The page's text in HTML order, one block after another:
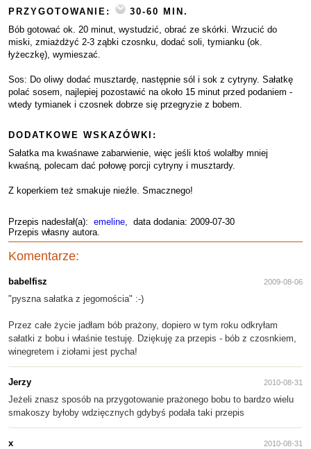
PRZYGOTOWANIE:
30-60 MIN.
Bób gotować ok. 20 minut, wystudzić, obrać ze skórki. Wrzucić do
miski, zmiażdżyć 2-3 ząbki czosnku, dodać soli, tymianku (ok.
łyżeczkę), wymieszać.
Sos: Do oliwy dodać musztardę, następnie sól i sok z cytryny. Sałatkę
polać sosem, najlepiej pozostawić na około 15 minut przed podaniem -
wtedy tymianek i czosnek dobrze się przegryzie z bobem.
DODATKOWE WSKAZÓWKI:
Sałatka ma kwaśnawe zabarwienie, więc jeśli ktoś wolałby mniej
kwaśną, polecam dać połowę porcji cytryny i musztardy.
Z koperkiem też smakuje nieźle. Smacznego!
Przepis nadesłał(a): emeline, data dodania: 2009-07-30
Przepis własny autora.
Komentarze:
babelfisz 2009-08-06
"pyszna sałatka z jegomościa" :-)
Przez całe życie jadłam bób prażony, dopiero w tym roku odkryłam
sałatki z bobu i właśnie testuję. Dziękuję za przepis - bób z czosnkiem,
winegretem i ziołami jest pycha!
Jerzy 2010-08-31
Jeżeli znasz sposób na przygotowanie prażonego bobu to bardzo wielu
smakoszy byłoby wdzięcznych gdybyś podała taki przepis
x 2010-08-31